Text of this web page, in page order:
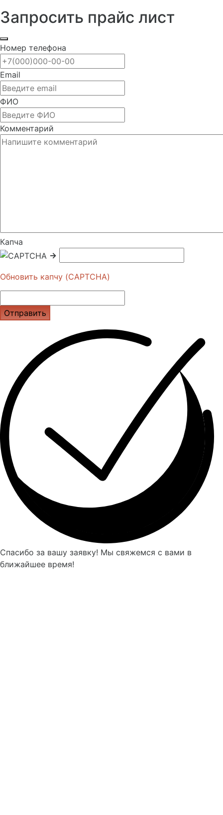
Запросить прайс лист
Номер телефона
Email
ФИО
Комментарий
Капча
→
Обновить капчу (CAPTCHA)
Отправить
Спасибо за вашу заявку! Мы свяжемся с вами в
ближайшее время!